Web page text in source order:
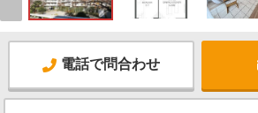
電話で問合わせ